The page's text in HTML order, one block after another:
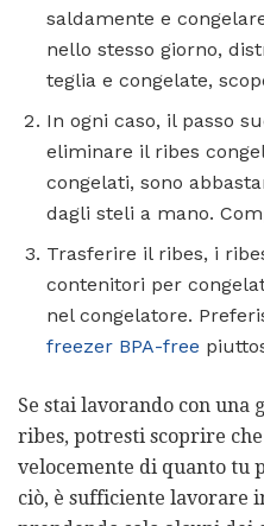
saldamente e
nello stesso giorno,
teglia e congelate,
In ogni caso, il passo
eliminare il ribes
congelati, sono
dagli steli a mano.
Trasferire il ribes, i
contenitori per
nel congelatore.
freezer BPA-free
Se stai lavorando con una
ribes, potresti scoprire
velocemente di quanto tu
ciò, è sufficiente lavorare